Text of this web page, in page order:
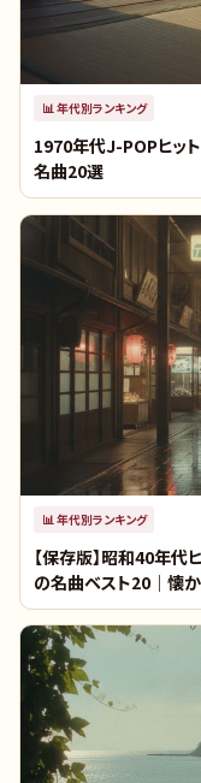
📊年代別ランキング
1970年代J-POPヒッ
名曲20選
📊年代別ランキング
【保存版】昭和40年代
の名曲ベスト20｜懐